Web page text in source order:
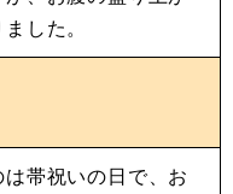
した。
帯祝いの日で、お